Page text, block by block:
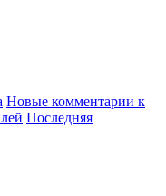
Новые комментарии к
Последняя